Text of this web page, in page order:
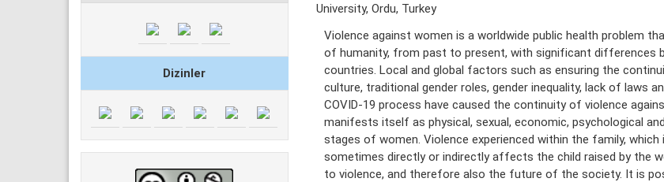
Dizinler
University, Ordu, Turkey
Violence against women is a worldwide public health problem
of humanity, from past to present, with significant differences
countries. Local and global factors such as ensuring the
culture, traditional gender roles, gender inequality, lack of laws
COVID-19 process have caused the continuity of violence
manifests itself as physical, sexual, economic, psychological
stages of women. Violence experienced within the family,
sometimes directly or indirectly affects the child raised by the
to violence, and therefore also the future of the society. It is